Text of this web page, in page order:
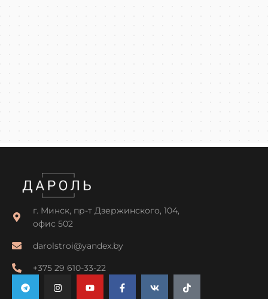
г. Минск, пр-т Дзержинского, 104,
офис 502
darolstroi@yandex.by
+375 29 610-33-22